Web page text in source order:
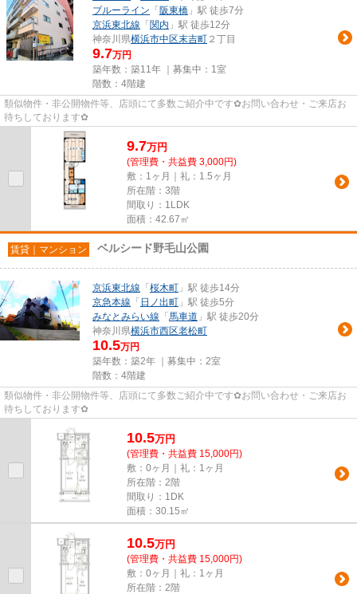
ブルーライン 「 阪東橋 」駅 徒歩7分
京浜東北線 「 関内 」駅 徒歩12分
神奈川県横浜市中区末吉町 ２丁目
9.7万円
築年数：築11年 ｜募集中： 1室
階数：4階建
類似物件・非公開物件等、店頭にて多数ご紹介中です✿お問い合わせ・ご来店お
待ちしております✿
9.7万円
(管理費・共益費 3,000円)
敷：1ヶ月｜礼：1.5ヶ月
所在階：3階
間取り：1LDK
面積：42.67㎡
賃貸｜マンション ベルシード野毛山公園
京浜東北線 「 桜木町 」駅 徒歩14分
京急本線 「 日ノ出町 」駅 徒歩5分
みなとみらい線 「 馬車道 」駅 徒歩20分
神奈川県横浜市西区老松町
10.5万円
築年数：築2年 ｜募集中： 2室
階数：4階建
類似物件・非公開物件等、店頭にて多数ご紹介中です✿お問い合わせ・ご来店お
待ちしております✿
10.5万円
(管理費・共益費 15,000円)
敷：0ヶ月｜礼：1ヶ月
所在階：2階
間取り：1DK
面積：30.15㎡
10.5万円
(管理費・共益費 15,000円)
敷：0ヶ月｜礼：1ヶ月
所在階：2階